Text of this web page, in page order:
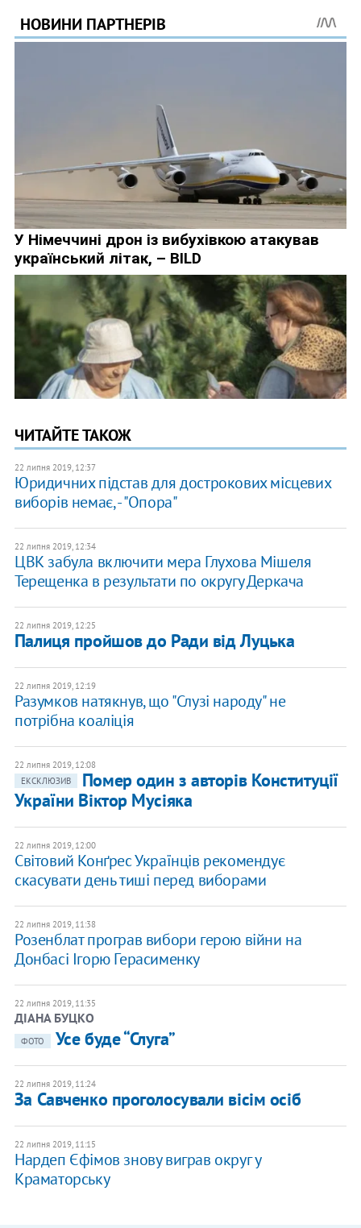
ЧИТАЙТЕ ТАКОЖ
22 липня 2019, 12:37
Юридичних підстав для дострокових місцевих
виборів немає, - "Опора"
22 липня 2019, 12:34
ЦВК забула включити мера Глухова Мішеля
Терещенка в результати по округу Деркача
22 липня 2019, 12:25
Палиця пройшов до Ради від Луцька
22 липня 2019, 12:19
Разумков натякнув, що "Слузі народу" не
потрібна коаліція
22 липня 2019, 12:08
ЕКСКЛЮЗИВ
Помер один з авторів Конституції
України Віктор Мусіяка
22 липня 2019, 12:00
Світовий Конґрес Українців рекомендує
скасувати день тиші перед виборами
22 липня 2019, 11:38
Розенблат програв вибори герою війни на
Донбасі Ігорю Герасименку
22 липня 2019, 11:35
ДІАНА БУЦКО
ФОТО Усе буде “Слуга”
22 липня 2019, 11:24
За Савченко проголосували вісім осіб
22 липня 2019, 11:15
Нардеп Єфімов знову виграв округ у
Краматорську